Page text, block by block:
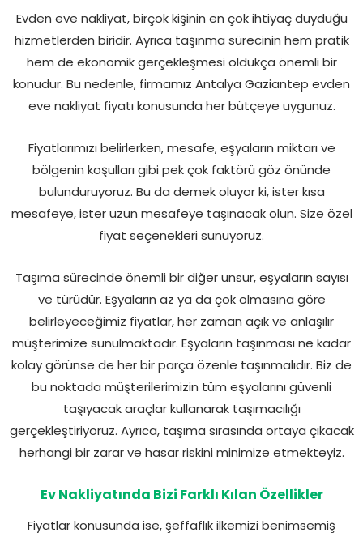
Evden eve nakliyat, birçok kişinin en çok ihtiyaç duyduğu
hizmetlerden biridir. Ayrıca taşınma sürecinin hem pratik
hem de ekonomik gerçekleşmesi oldukça önemli bir
konudur. Bu nedenle, firmamız Antalya Gaziantep evden
eve nakliyat fiyatı konusunda her bütçeye uygunuz.
Fiyatlarımızı belirlerken, mesafe, eşyaların miktarı ve
bölgenin koşulları gibi pek çok faktörü göz önünde
bulunduruyoruz. Bu da demek oluyor ki, ister kısa
mesafeye, ister uzun mesafeye taşınacak olun. Size özel
fiyat seçenekleri sunuyoruz.
Taşıma sürecinde önemli bir diğer unsur, eşyaların sayısı
ve türüdür. Eşyaların az ya da çok olmasına göre
belirleyeceğimiz fiyatlar, her zaman açık ve anlaşılır
müşterimize sunulmaktadır. Eşyaların taşınması ne kadar
kolay görünse de her bir parça özenle taşınmalıdır. Biz de
bu noktada müşterilerimizin tüm eşyalarını güvenli
taşıyacak araçlar kullanarak taşımacılığı
gerçekleştiriyoruz. Ayrıca, taşıma sırasında ortaya çıkacak
herhangi bir zarar ve hasar riskini minimize etmekteyiz.
Ev Nakliyatında Bizi Farklı Kılan Özellikler
Fiyatlar konusunda ise, şeffaflık ilkemizi benimsemiş